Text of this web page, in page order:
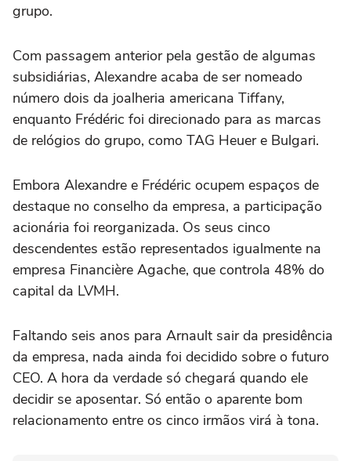
grupo.
Com passagem anterior pela gestão de algumas
subsidiárias, Alexandre acaba de ser nomeado
número dois da joalheria americana Tiffany,
enquanto Frédéric foi direcionado para as marcas
de relógios do grupo, como TAG Heuer e Bulgari.
Embora Alexandre e Frédéric ocupem espaços de
destaque no conselho da empresa, a participação
acionária foi reorganizada. Os seus cinco
descendentes estão representados igualmente na
empresa Financière Agache, que controla 48% do
capital da LVMH.
Faltando seis anos para Arnault sair da presidência
da empresa, nada ainda foi decidido sobre o futuro
CEO. A hora da verdade só chegará quando ele
decidir se aposentar. Só então o aparente bom
relacionamento entre os cinco irmãos virá à tona.